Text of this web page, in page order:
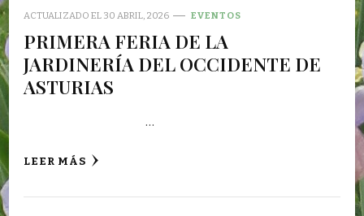
ACTUALIZADO EL 30 ABRIL, 2026 EVENTOS
PRIMERA FERIA DE LA
JARDINERÍA DEL OCCIDENTE DE
ASTURIAS
…
LEER MÁS